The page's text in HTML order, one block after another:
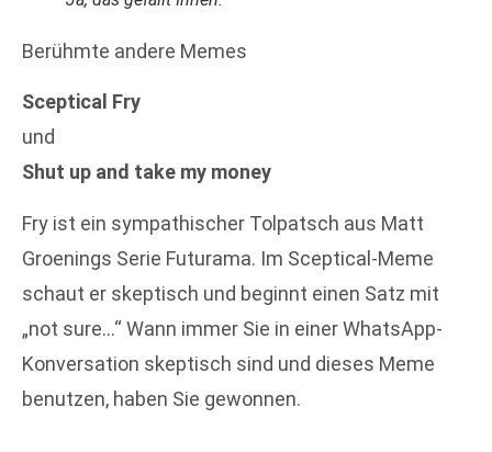
Berühmte andere Memes
Sceptical Fry
und
Shut up and take my money
Fry ist ein sympathischer Tolpatsch aus Matt
Groenings Serie Futurama. Im Sceptical-Meme
schaut er skeptisch und beginnt einen Satz mit
„not sure…“ Wann immer Sie in einer WhatsApp-
Konversation skeptisch sind und dieses Meme
benutzen, haben Sie gewonnen.